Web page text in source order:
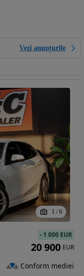
Vezi anunțurile
1 / 6
- 1 000 EUR
20 900 EUR
Conform mediei